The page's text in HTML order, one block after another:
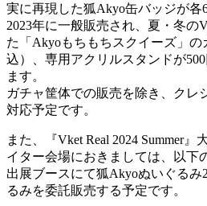
実に再現した狐Akyo缶バッジが各
2023年に一般販売され、夏・冬の
た「Akyoもちもちスクイーズ」の
込）、専用アクリルスタンドが
ます。
ガチャ筐体での販売を除き、クレ
対応予定です。
また、『Vket Real 2024 Summer
イター会場におきましては、以下
出展ブースにて狐Akyoぬいぐる
るみを委託販売する予定です。